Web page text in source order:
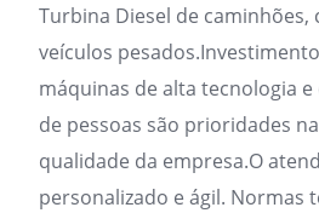
Turbina Diesel de caminhões,
veículos
máquinas de alta tecnologia
de pessoas são prioridades
qualidade da empresa.O
personalizado e ágil. Normas